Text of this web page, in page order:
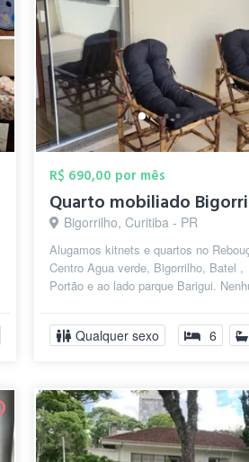
R$ 690,00 por mês
Bigorrilho, Curitiba - PR
Alugamos kitnets e quartos no
Centro Agua verde, Bigorrilho, Batel ,
Portão e ao lado parque Barigui.
Qualquer sexo 6